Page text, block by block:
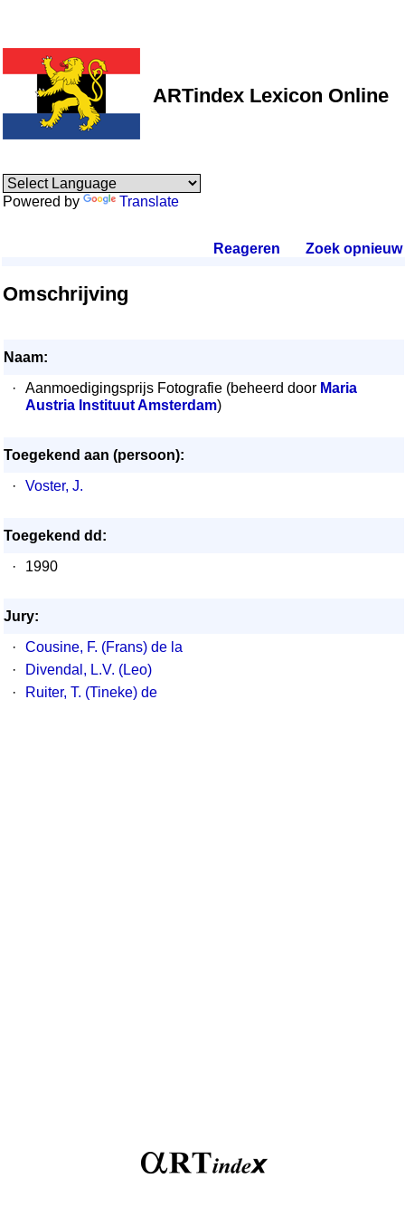
ARTindex Lexicon Online
Powered by Translate
Reageren Zoek opnieuw.
Omschrijving
Naam:
·
Aanmoedigingsprijs Fotografie (beheerd door Maria
Austria Instituut Amsterdam)
Toegekend aan (persoon):
·
Voster, J.
Toegekend dd:
·
1990
Jury:
·
Cousine, F. (Frans) de la
·
Divendal, L.V. (Leo)
·
Ruiter, T. (Tineke) de